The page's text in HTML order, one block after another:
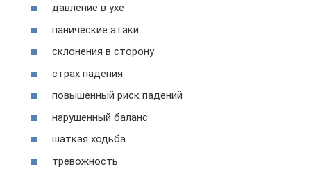
давление в ухе
панические атаки
склонения в сторону
страх падения
повышенный риск падений
нарушенный баланс
шаткая ходьба
тревожность